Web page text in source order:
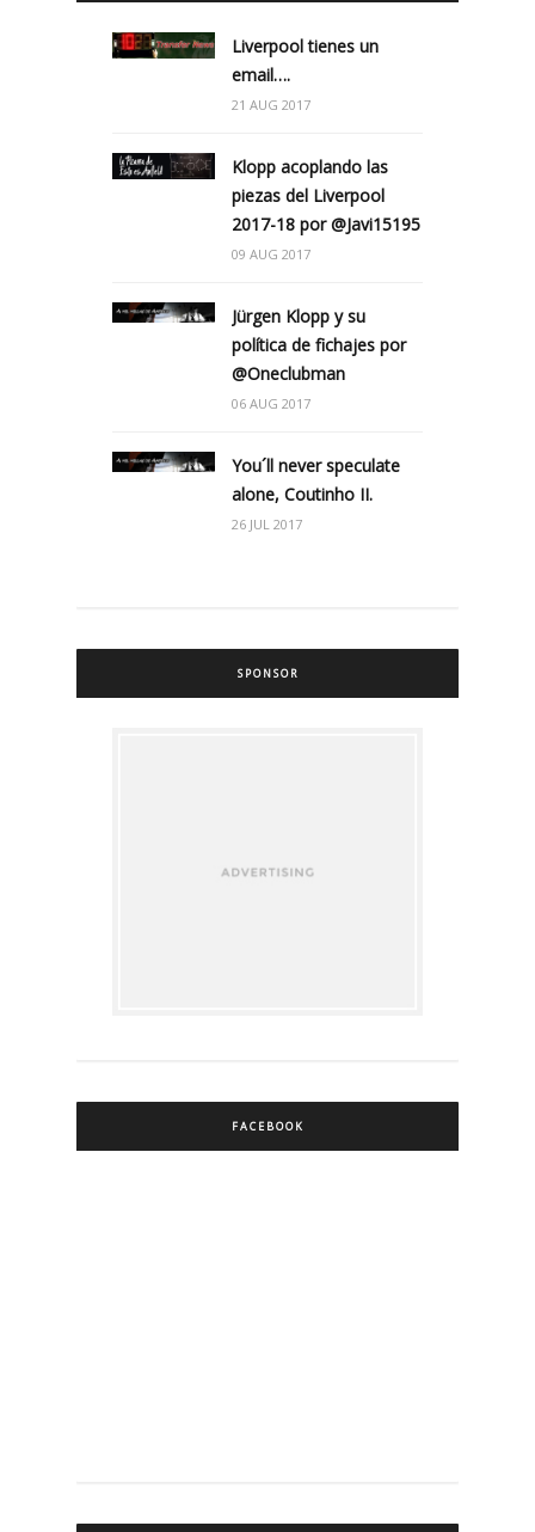
Liverpool tienes un
email….
21 AUG 2017
Klopp acoplando las
piezas del Liverpool
2017-18 por @Javi15195
09 AUG 2017
Jürgen Klopp y su
política de fichajes por
@Oneclubman
06 AUG 2017
You´ll never speculate
alone, Coutinho II.
26 JUL 2017
SPONSOR
FACEBOOK